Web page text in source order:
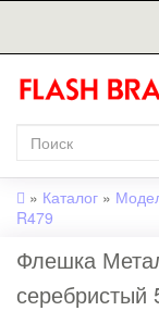
» Каталог »
R479
Флешка
серебристый